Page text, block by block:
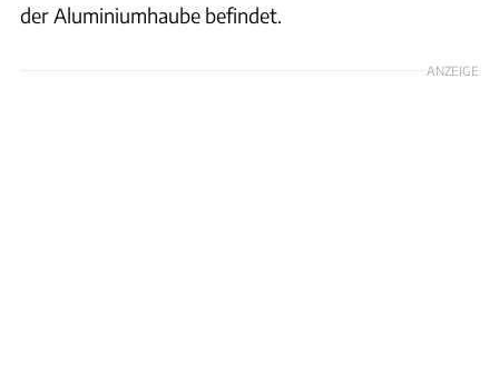
der Aluminiumhaube befindet.
ANZEIGE